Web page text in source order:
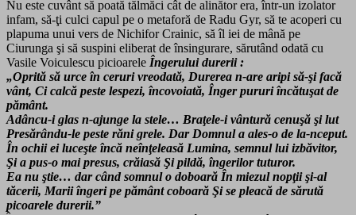
Nu este cuvânt să poată tălmăci cât de alinător era, într-un izolator
infam, să-ţi culci capul pe o metaforă de Radu Gyr, să te acoperi cu
plapuma unui vers de Nichifor Crainic, să îl iei de mână pe
Ciurunga şi să suspini eliberat de însingurare, sărutând odată cu
Vasile Voiculescu picioarele Îngerului durerii :
„Oprită să urce în ceruri vreodată, Durerea n-are aripi să-şi facă
vânt, Ci calcă peste lespezi, încovoiată, Înger pururi încătuşat de
pământ.
Adâncu-i glas n-ajunge la stele… Braţele-i vântură cenuşă şi lut
Presărându-le peste răni grele. Dar Domnul a ales-o de la-nceput.
În ochii ei luceşte încă neînţeleasă Lumina, semnul lui izbăvitor,
Şi a pus-o mai presus, crăiasă Şi pildă, îngerilor tuturor.
Ea nu ştie… dar când somnul o doboară În miezul nopţii şi-al
tăcerii, Marii îngeri pe pământ coboară Şi se pleacă de sărută
picoarele durerii.”